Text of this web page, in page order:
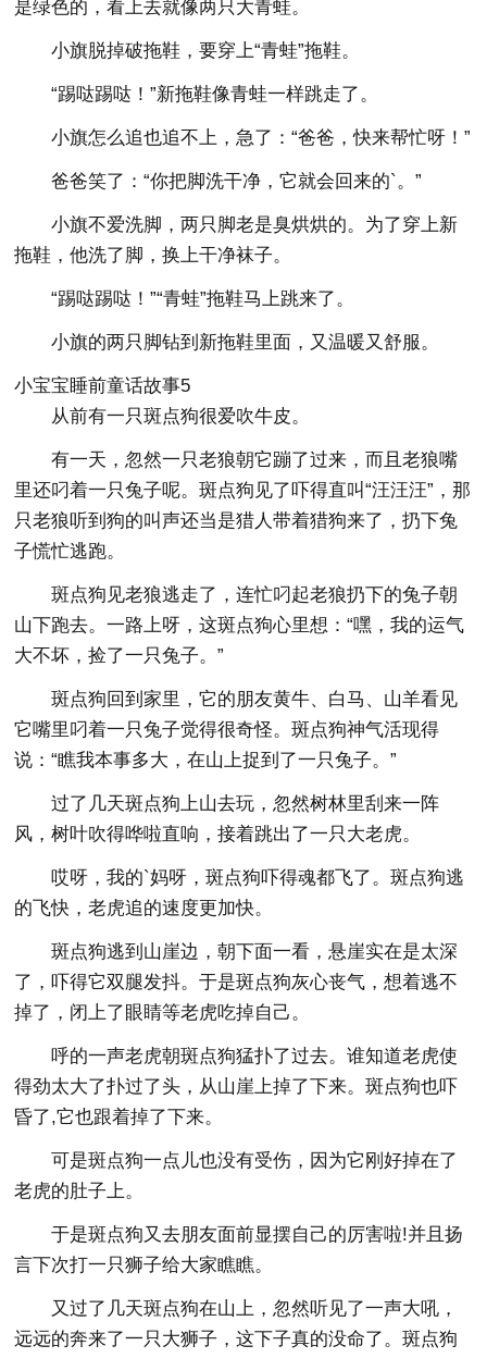
是绿色的，看上去就像两只大青蛙。
小旗脱掉破拖鞋，要穿上“青蛙”拖鞋。
“踢哒踢哒！”新拖鞋像青蛙一样跳走了。
小旗怎么追也追不上，急了：“爸爸，快来帮忙呀！”
爸爸笑了：“你把脚洗干净，它就会回来的`。”
小旗不爱洗脚，两只脚老是臭烘烘的。为了穿上新
拖鞋，他洗了脚，换上干净袜子。
“踢哒踢哒！”“青蛙”拖鞋马上跳来了。
小旗的两只脚钻到新拖鞋里面，又温暖又舒服。
小宝宝睡前童话故事5
从前有一只斑点狗很爱吹牛皮。
有一天，忽然一只老狼朝它蹦了过来，而且老狼嘴
里还叼着一只兔子呢。斑点狗见了吓得直叫“汪汪汪”，那
只老狼听到狗的叫声还当是猎人带着猎狗来了，扔下兔
子慌忙逃跑。
斑点狗见老狼逃走了，连忙叼起老狼扔下的兔子朝
山下跑去。一路上呀，这斑点狗心里想：“嘿，我的运气
大不坏，捡了一只兔子。”
斑点狗回到家里，它的朋友黄牛、白马、山羊看见
它嘴里叼着一只兔子觉得很奇怪。斑点狗神气活现得
说：“瞧我本事多大，在山上捉到了一只兔子。”
过了几天斑点狗上山去玩，忽然树林里刮来一阵
风，树叶吹得哗啦直响，接着跳出了一只大老虎。
哎呀，我的`妈呀，斑点狗吓得魂都飞了。斑点狗逃
的飞快，老虎追的速度更加快。
斑点狗逃到山崖边，朝下面一看，悬崖实在是太深
了，吓得它双腿发抖。于是斑点狗灰心丧气，想着逃不
掉了，闭上了眼睛等老虎吃掉自己。
呼的一声老虎朝斑点狗猛扑了过去。谁知道老虎使
得劲太大了扑过了头，从山崖上掉了下来。斑点狗也吓
昏了,它也跟着掉了下来。
可是斑点狗一点儿也没有受伤，因为它刚好掉在了
老虎的肚子上。
于是斑点狗又去朋友面前显摆自己的厉害啦!并且扬
言下次打一只狮子给大家瞧瞧。
又过了几天斑点狗在山上，忽然听见了一声大吼，
远远的奔来了一只大狮子，这下子真的没命了。斑点狗